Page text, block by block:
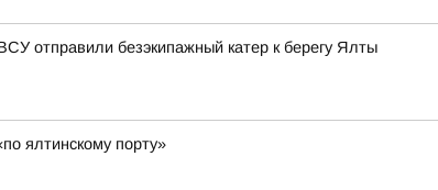
отправили безэкипажный катер к берегу Ялты
ялтинскому порту»